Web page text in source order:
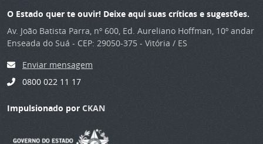
O Estado quer te ouvir! Deixe aqui suas críticas e sugestões.
Av. João Batista Parra, nº 600, Ed. Aureliano Hoffman, 10º andar
Enseada do Suá - CEP: 29050-375 - Vitória / ES
Enviar mensagem
0800 022 11 17
Impulsionado por CKAN